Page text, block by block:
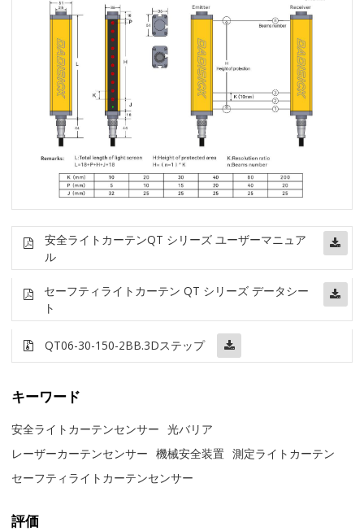
安全ライトカーテンQT シリーズ ユーザーマニュア
ル
セーフティライトカーテン QT シリーズ データシー
ト
QT06-30-150-2BB.3Dステップ
キーワード
安全ライトカーテンセンサー
光バリア
レーザーカーテンセンサー
機械安全装置 測定ライトカーテン
セーフティライトカーテンセンサー
評価